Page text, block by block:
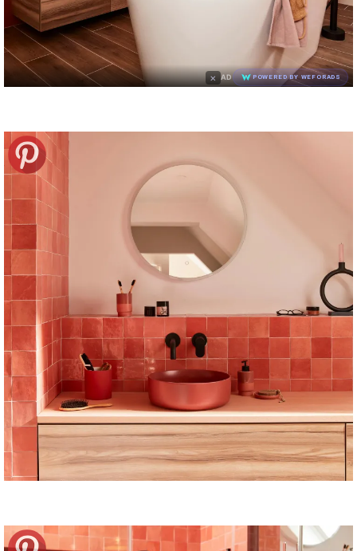
× AD POWERED BY WEFORADS